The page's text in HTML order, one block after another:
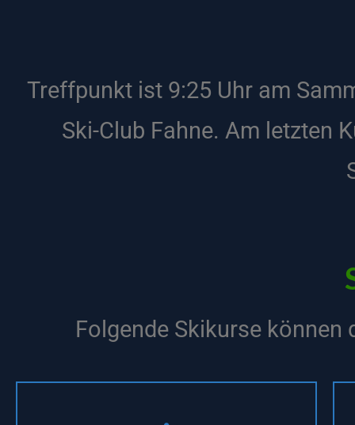
Treffpunkt ist 9:25 Uhr am
Ski-Club Fahne. Am letzten
Folgende Skikurse können